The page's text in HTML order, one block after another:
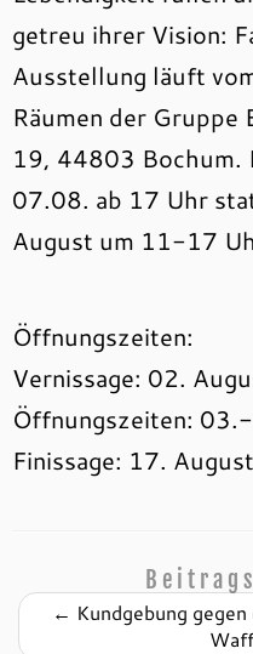
getreu ihrer Vision:
Ausstellung läuft
Räumen der
19, 44803 Bochum.
07.08. ab 17 Uhr
August um 11-17
Öffnungszeiten:
Vernissage: 02.
Öffnungszeiten:
Finissage: 17.
← Kundgebung